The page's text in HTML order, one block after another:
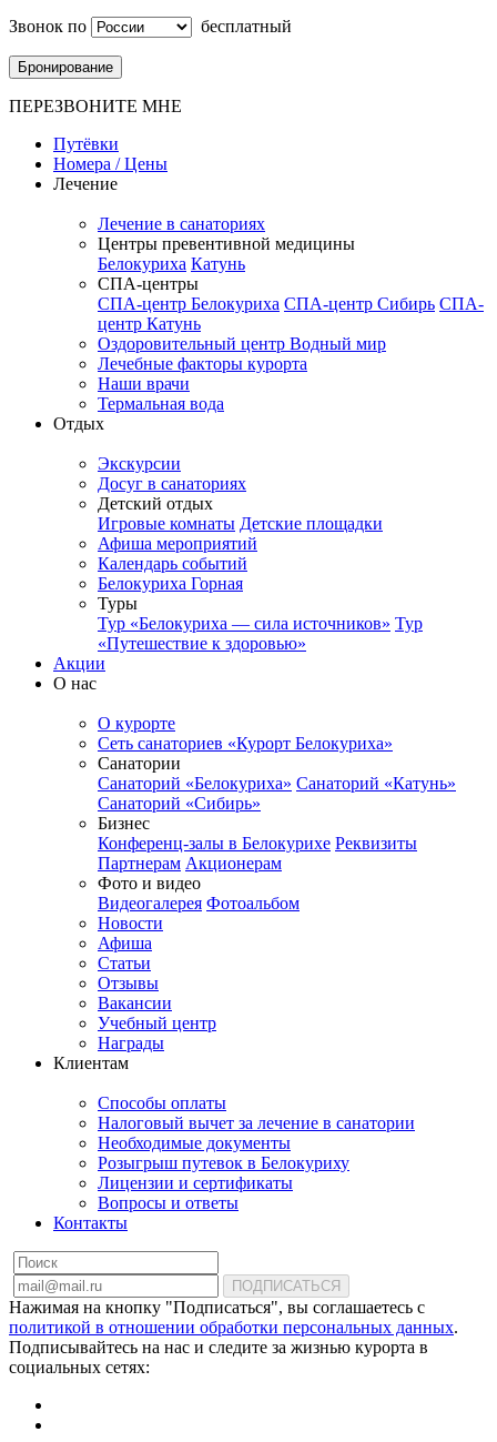
Звонок по
бесплатный
Бронирование
ПЕРЕЗВОНИТЕ МНЕ
Путёвки
Номера / Цены
Лечение
Лечение в санаториях
Центры превентивной медицины
Белокуриха Катунь
СПА-центры
СПА-центр Белокуриха СПА-центр Сибирь СПА-
центр Катунь
Оздоровительный центр Водный мир
Лечебные факторы курорта
Наши врачи
Термальная вода
Отдых
Экскурсии
Досуг в санаториях
Детский отдых
Игровые комнаты Детские площадки
Афиша мероприятий
Календарь событий
Белокуриха Горная
Туры
Тур «Белокуриха — сила источников» Тур
«Путешествие к здоровью»
Акции
О нас
О курорте
Сеть санаториев «Курорт Белокуриха»
Санатории
Санаторий «Белокуриха» Санаторий «Катунь»
Санаторий «Сибирь»
Бизнес
Конференц-залы в Белокурихе Реквизиты
Партнерам Акционерам
Фото и видео
Видеогалерея Фотоальбом
Новости
Афиша
Статьи
Отзывы
Вакансии
Учебный центр
Награды
Клиентам
Способы оплаты
Налоговый вычет за лечение в санатории
Необходимые документы
Розыгрыш путевок в Белокуриху
Лицензии и сертификаты
Вопросы и ответы
Контакты
ПОДПИСАТЬСЯ
Нажимая на кнопку "Подписаться", вы соглашаетесь с
политикой в отношении обработки персональных данных.
Подписывайтесь на нас и следите за жизнью курорта в
социальных сетях: